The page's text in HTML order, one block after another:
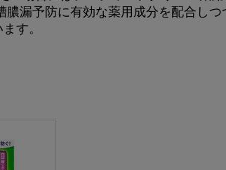
膿漏予防に有効な薬用成分を配合し
す。